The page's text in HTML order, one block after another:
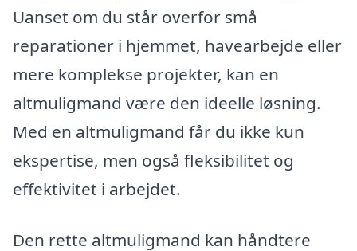
Uanset om du står overfor små
reparationer i hjemmet, havearbejde eller
mere komplekse projekter, kan en
altmuligmand være den ideelle løsning.
Med en altmuligmand får du ikke kun
ekspertise, men også fleksibilitet og
effektivitet i arbejdet.
Den rette altmuligmand kan håndtere